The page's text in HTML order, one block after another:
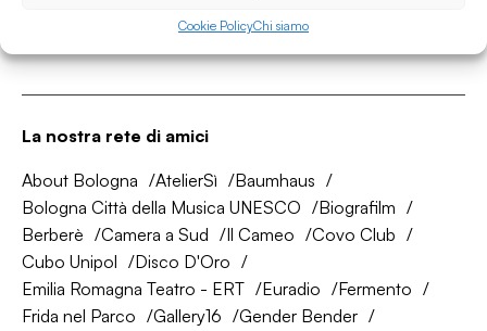
Cookie PolicyChi siamo
La nostra rete di amici
About Bologna AtelierSì
Baumhaus
Bologna Città della Musica UNESCO
Biografilm
Berberè
Camera a Sud Il Cameo
Covo Club
Cubo Unipol
Disco D'Oro
Emilia Romagna Teatro - ERT
Euradio
Fermento
Frida nel Parco
Gallery16
Gender Bender